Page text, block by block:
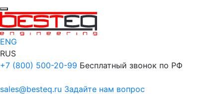
ENG
RUS
+7 (800) 500-20-99 Бесплатный звонок по РФ
sales@besteq.ru Задайте нам вопрос